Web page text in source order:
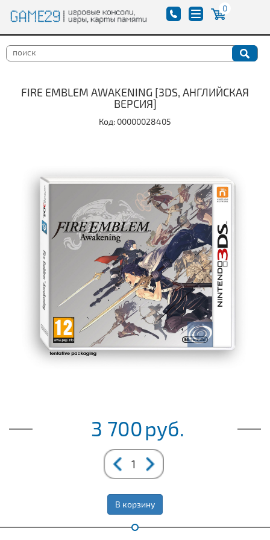
0
FIRE EMBLEM AWAKENING [3DS, АНГЛИЙСКАЯ
ВЕРСИЯ]
Код: 00000028405
3 700руб.
В корзину